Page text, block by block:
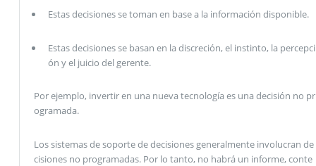
Estas decisiones se toman en base a la información disponible.
Estas decisiones se basan en la discreción, el instinto, la percepci
ón y el juicio del gerente.
Por ejemplo, invertir en una nueva tecnología es una decisión no pr
ogramada.
Los sistemas de soporte de decisiones generalmente involucran de
cisiones no programadas. Por lo tanto, no habrá un informe, conte